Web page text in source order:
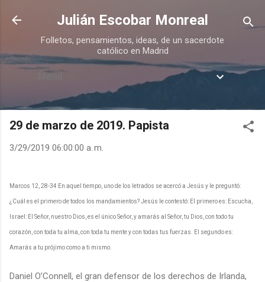
Ir al contenido principal
Julián Escobar Monreal
Folletos, pensamientos, ideas, de un sacerdote
católico en Madrid
Menú
29 de marzo de 2019. Papista
3/29/2019 06:00:00 a. m.
Marcos 12, 28-34 En aquel tiempo, uno de los letrados se acercó a Jesús y le preguntó:
¿Cuál es el primero de todos los mandamientos? Jesús le contestó: El primero es: Escucha,
Israel: El Señor, nuestro Dios, es el único Señor, y amarás al Señor, tu Dios, con todo tu
corazón, con toda tu alma, con toda tu mente y con todas tus fuerzas. El segundo es:
Amarás a tu prójimo como a ti mismo.
Daniel O’Connell, el gran defensor de los derechos de Irlanda,